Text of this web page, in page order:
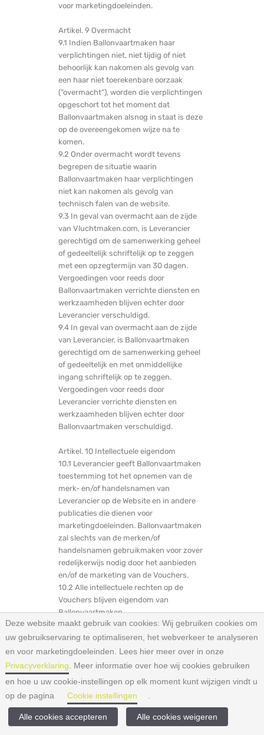
voor marketingdoeleinden.
Artikel. 9 Overmacht
9.1 Indien Ballonvaartmaken haar
verplichtingen niet, niet tijdig of niet
behoorlijk kan nakomen als gevolg van
een haar niet toerekenbare oorzaak
(“overmacht”), worden die verplichtingen
opgeschort tot het moment dat
Ballonvaartmaken alsnog in staat is deze
op de overeengekomen wijze na te
komen.
9.2 Onder overmacht wordt tevens
begrepen de situatie waarin
Ballonvaartmaken haar verplichtingen
niet kan nakomen als gevolg van
technisch falen van de website.
9.3 In geval van overmacht aan de zijde
van Vluchtmaken.com, is Leverancier
gerechtigd om de samenwerking geheel
of gedeeltelijk schriftelijk op te zeggen
met een opzegtermijn van 30 dagen.
Vergoedingen voor reeds door
Ballonvaartmaken verrichte diensten en
werkzaamheden blijven echter door
Leverancier verschuldigd.
9.4 In geval van overmacht aan de zijde
van Leverancier, is Ballonvaartmaken
gerechtigd om de samenwerking geheel
of gedeeltelijk en met onmiddellijke
ingang schriftelijk op te zeggen.
Vergoedingen voor reeds door
Leverancier verrichte diensten en
werkzaamheden blijven echter door
Ballonvaartmaken verschuldigd.
Artikel. 10 Intellectuele eigendom
10.1 Leverancier geeft Ballonvaartmaken
toestemming tot het opnemen van de
merk- en/of handelsnamen van
Leverancier op de Website en in andere
publicaties die dienen voor
marketingdoeleinden. Ballonvaartmaken
zal slechts van de merken/of
handelsnamen gebruikmaken voor zover
redelijkerwijs nodig door het aanbieden
en/of de marketing van de Vouchers.
10.2 Alle intellectuele rechten op de
Vouchers blijven eigendom van
Ballonvaartmaken.
Artikel. 11 Algemene bepalingen
11.1 Op deze Overeenkomst is Nederlands
recht van toepassing.
11.2 Voor zover dwingend recht met
anders bepaald, zullen geschillen die
voortvloeien uit deze Overeenkomst
worden voorgelegd aan de bevoegde
Nederlandse rechter.
Neem contact op
Deze website maakt gebruik van cookies: Wij gebruiken cookies om
uw gebruikservaring te optimaliseren, het webverkeer te analyseren
en voor marketingdoeleinden. Lees hier meer over in onze
Privacyverklaring . Meer informatie over hoe wij cookies gebruiken
en hoe u uw cookie-instellingen op elk moment kunt wijzigen vindt u
op de pagina
Cookie instellingen
Alle cookies accepteren Alle cookies weigeren